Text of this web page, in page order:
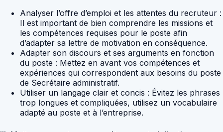
Analyser l’offre d’emploi et les attentes du recruteur :
Il est important de bien comprendre les missions et
les compétences requises pour le poste afin
d’adapter sa lettre de motivation en conséquence.
Adapter son discours et ses arguments en fonction
du poste : Mettez en avant vos compétences et
expériences qui correspondent aux besoins du poste
de Secrétaire administratif.
Utiliser un langage clair et concis : Évitez les phrases
trop longues et compliquées, utilisez un vocabulaire
adapté au poste et à l’entreprise.